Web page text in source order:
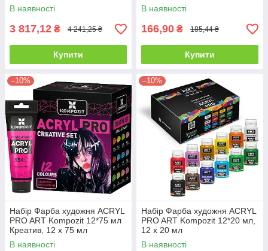
В наявності
3 817,12 ₴ 4 241,25 ₴
Купити
В наявності
166,90 ₴ 185,44 ₴
Купити
–10%
Набір Фарба художня ACRYL
PRO ART Kompozit 12*75 мл
Креатив, 12 х 75 мл
В наявності
–10%
Набір Фарба художня ACRYL
PRO ART Kompozit 12*20 мл,
12 х 20 мл
В наявності